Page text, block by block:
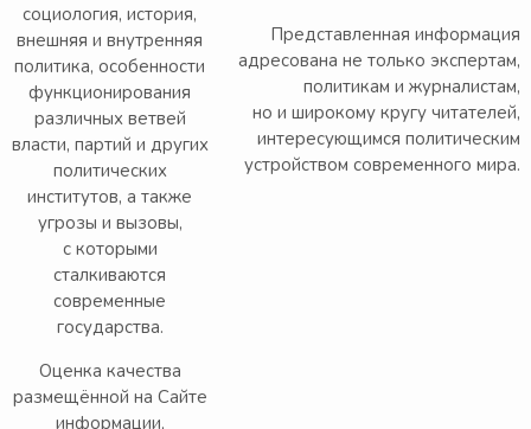
социология, история,
внешняя и внутренняя
политика, особенности
функционирования
различных ветвей
власти, партий и других
политических
институтов, а также
угрозы и вызовы,
с которыми
сталкиваются
современные
государства.
Оценка качества
размещённой на Сайте
информации,
Представленная информация
адресована не только экспертам,
политикам и журналистам,
но и широкому кругу читателей,
интересующимся политическим
устройством современного мира.